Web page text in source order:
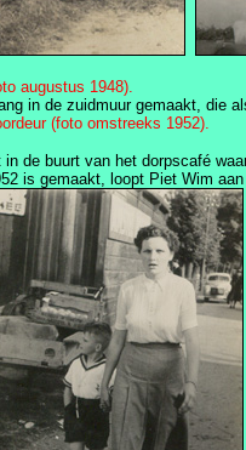
augustus 1948).
in de zuidmuur gemaakt, die
(foto omstreeks 1952).
de buurt van het dorpscafé
is gemaakt, loopt Piet Wim